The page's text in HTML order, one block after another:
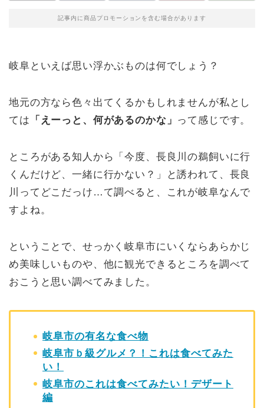
記事内に商品プロモーションを含む場合があります
岐阜といえば思い浮かぶものは何でしょう？
地元の方なら色々出てくるかもしれませんが私とし
ては 「えーっと、何があるのかな」 って感じです。
ところがある知人から「今度、長良川の鵜飼いに行
くんだけど、一緒に行かない？」と誘われて、長良
川ってどこだっけ…て調べると、これが岐阜なんで
すよね。
ということで、せっかく岐阜市にいくならあらかじ
め美味しいものや、他に観光できるところを調べて
おこうと思い調べてみました。
岐阜市の有名な食べ物
岐阜市ｂ級グルメ？！これは食べてみた
い！
岐阜市のこれは食べてみたい！デザート
編